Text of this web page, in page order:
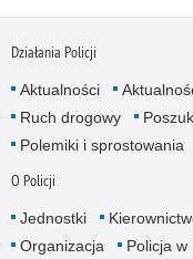
Działania Policji
Aktualności
Ruch drogowy
Polemiki i sprostowania
O Policji
Jednostki
Organizacja
Policja w